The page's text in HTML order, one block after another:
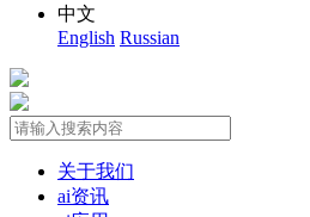
中文
English Russian
关于我们
ai资讯